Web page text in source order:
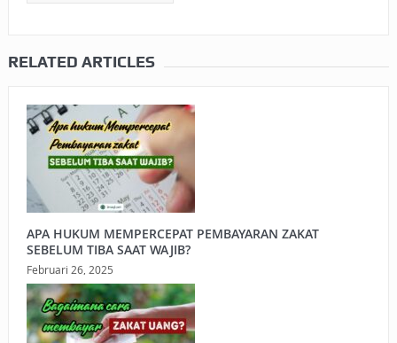
RELATED ARTICLES
APA HUKUM MEMPERCEPAT PEMBAYARAN ZAKAT
SEBELUM TIBA SAAT WAJIB?
Februari 26, 2025